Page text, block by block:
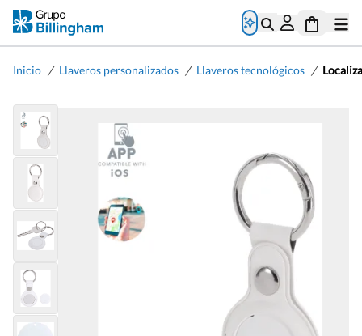
Inicio / Llaveros personalizados / Llaveros tecnológicos /